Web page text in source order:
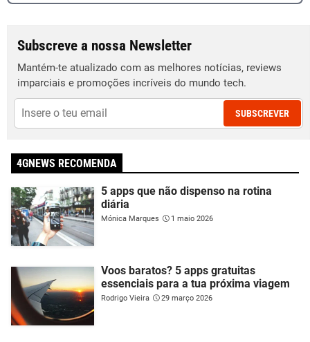
Subscreve a nossa Newsletter
Mantém-te atualizado com as melhores notícias, reviews
imparciais e promoções incríveis do mundo tech.
SUBSCREVER
4GNEWS RECOMENDA
5 apps que não dispenso na rotina
diária
Mónica Marques 1 maio 2026
Voos baratos? 5 apps gratuitas
essenciais para a tua próxima viagem
Rodrigo Vieira 29 março 2026